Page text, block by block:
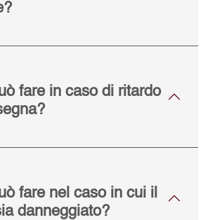
fare in caso di ritardo
fare nel caso in cui il
danneggiato?